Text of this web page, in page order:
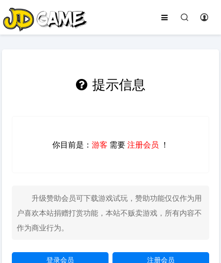
提示信息
你目前是： 游客 需要注册会员 ！
升级赞助会员可下载游戏试玩，赞助功能仅仅作为用
户喜欢本站捐赠打赏功能，本站不贩卖游戏，所有内容不
作为商业行为。
登录会员
注册会员